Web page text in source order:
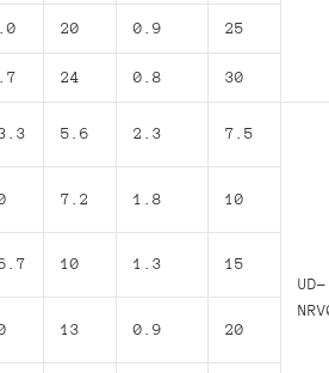
20 0.9 25
24 0.8 30
5.6 2.3 7.5
UD-
7.2 1.8 10
10 1.3 15
13 0.9 20